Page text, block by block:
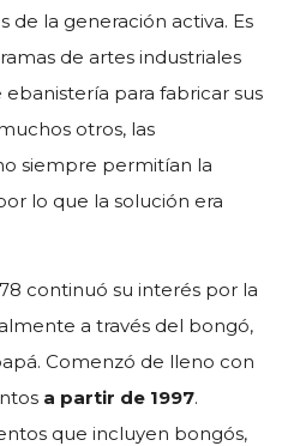
de la generación activa. Es
de artes industriales
para fabricar sus
otros, las
siempre permitían la
lo que la solución era
continuó su interés por la
a través del bongó,
Comenzó de lleno con
a partir de 1997.
que incluyen bongós,